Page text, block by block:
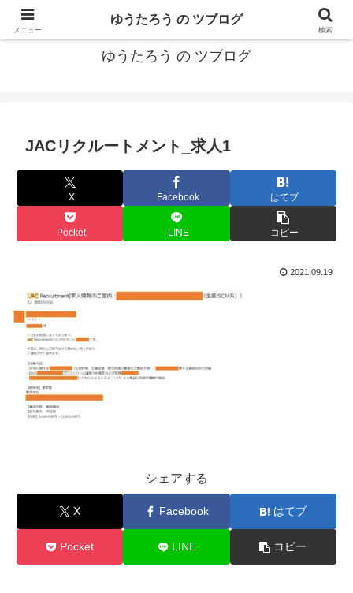
カリフォルニアMBA卒40代がMBA・キャリアとEコマースについて発信
ゆうたろう の ツブログ
JACリクルートメント_求人1
X Facebook はてブ
Pocket LINE コピー
2021.09.19
シェアする
X Facebook はてブ
Pocket LINE コピー
メニュー
ゆうたろう の ツブログ
検索